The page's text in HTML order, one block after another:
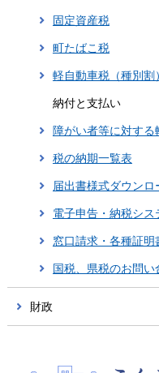
固定資産税
町たばこ税
軽自動車税（種別割）
納付と支払い
障がい者等に対する
税の納期一覧表
届出書様式ダウンロ
電子申告・納税シス
窓口請求・各種証明
国税、県税のお問い
財政